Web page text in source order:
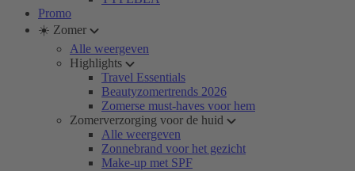
Promo
☀️ Zomer
Alle weergeven
Highlights
Travel Essentials
Beautyzomertrends 2026
Zomerse must-haves voor hem
Zomerverzorging voor de huid
Alle weergeven
Zonnebrand voor het gezicht
Make-up met SPF